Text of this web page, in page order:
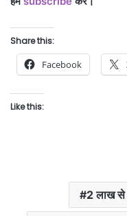
Share this:
Facebook
Like this:
2 लाख से